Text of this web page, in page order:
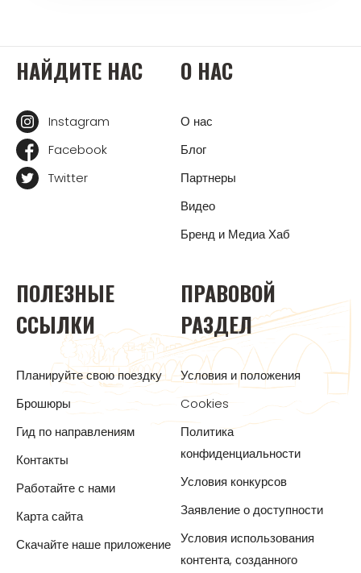
НАЙДИТЕ НАС
Instagram
Facebook
Twitter
О НАС
О нас
Блог
Партнеры
Видео
Бренд и Медиа Хаб
ПОЛЕЗНЫЕ
ССЫЛКИ
Планируйте свою поездку
Брошюры
Гид по направлениям
Контакты
Работайте с нами
Карта сайта
Скачайте наше приложение
ПРАВОВОЙ
РАЗДЕЛ
Условия и положения
Cookies
Политика
конфиденциальности
Условия конкурсов
Заявление о доступности
Условия использования
контента, созданного